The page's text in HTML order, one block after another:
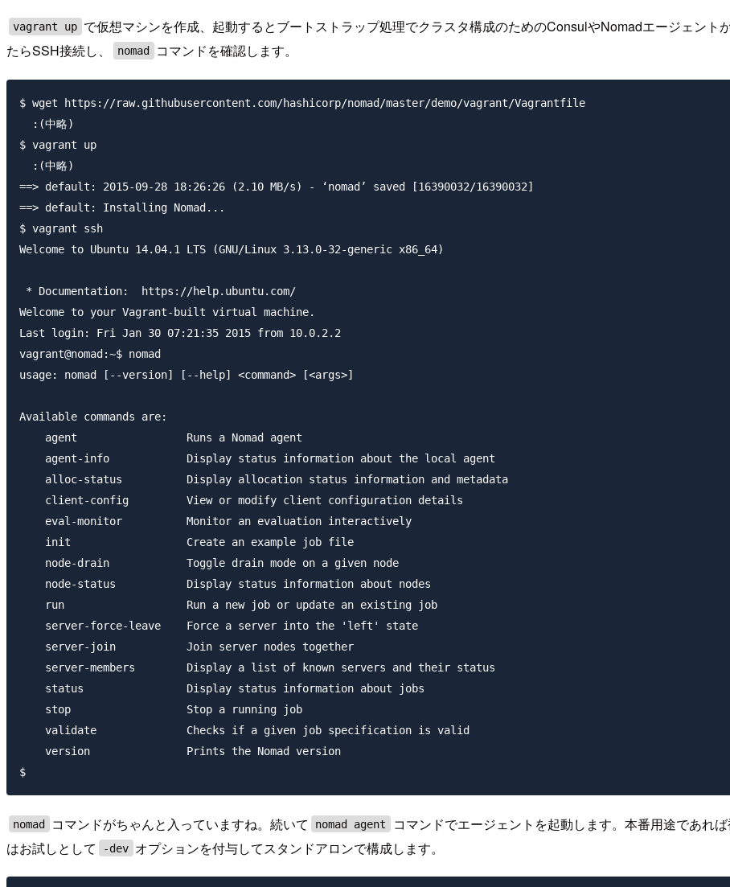
vagrant up で仮想マシンを作成、起動するとブートストラップ処理でクラスタ構成のためのConsulやNomadエージェント
たらSSH接続し、
nomad コマンドを確認します。
$ wget https://raw.githubusercontent.com/hashicorp/nomad/master/demo/vagrant/Vagrantfile
  :(中略)
$ vagrant up
  :(中略)
==> default: 2015-09-28 18:26:26 (2.10 MB/s) - ‘nomad’ saved [16390032/16390032]
==> default: Installing Nomad...
$ vagrant ssh
Welcome to Ubuntu 14.04.1 LTS (GNU/Linux 3.13.0-32-generic x86_64)
* Documentation:  https://help.ubuntu.com/
Welcome to your Vagrant-built virtual machine.
Last login: Fri Jan 30 07:21:35 2015 from 10.0.2.2
vagrant@nomad:~$ nomad
usage: nomad [--version] [--help] <command> [<args>]
Available commands are:
    agent                 Runs a Nomad agent
    agent-info            Display status information about the local agent
    alloc-status          Display allocation status information and metadata
    client-config         View or modify client configuration details
    eval-monitor          Monitor an evaluation interactively
    init                  Create an example job file
    node-drain            Toggle drain mode on a given node
    node-status           Display status information about nodes
    run                   Run a new job or update an existing job
    server-force-leave    Force a server into the 'left' state
    server-join           Join server nodes together
    server-members        Display a list of known servers and their status
    status                Display status information about jobs
    stop                  Stop a running job
    validate              Checks if a given job specification is valid
    version               Prints the Nomad version
nomad コマンドがちゃんと入っていますね。続いて nomad agent
コマンドでエージェントを起動します。本番用途であれ
はお試しとして
-dev オプションを付与してスタンドアロンで構成します。